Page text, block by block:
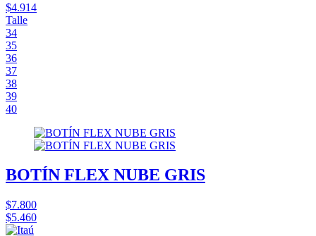
$4.914
Talle
34
35
36
37
38
39
40
BOTÍN FLEX NUBE GRIS
$7.800
$5.460